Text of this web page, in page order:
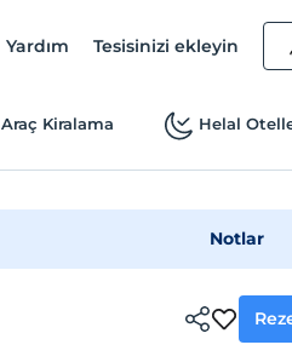
Yardım Tesisinizi ekleyin
Araç Kiralama Helal
Notlar